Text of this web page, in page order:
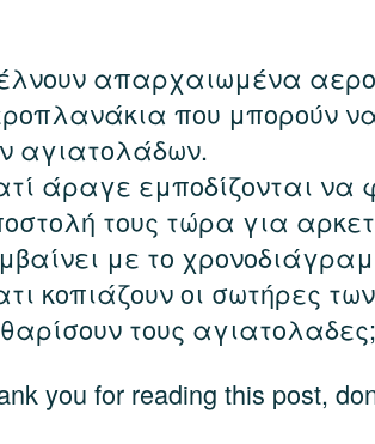
απαρχαιωμένα
που μπορούν
αγιατολάδων.
άραγε εμποδίζονται να
τους τώρα για
με το
κοπιάζουν οι σωτήρες
τους αγιατολαδες;
you for reading this post,